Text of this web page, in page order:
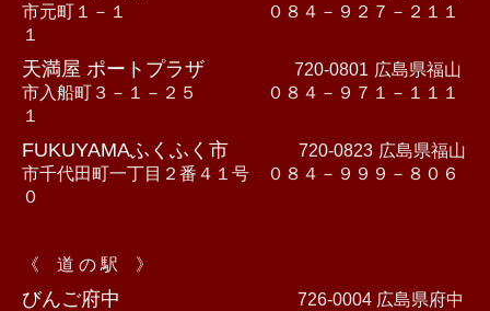
市元町１－１ ０８４－９２７－２１１
１
天満屋 ポートプラザ 720-0801 広島県福山
市入船町３－１－２５ ０８４－９７１－１１１
１
FUKUYAMAふくふく市 720-0823 広島県福山
市千代田町一丁目２番４１号 ０８４－９９９－８０６
０
《 道 の 駅 》
びんご府中 726-0004 広島県府中